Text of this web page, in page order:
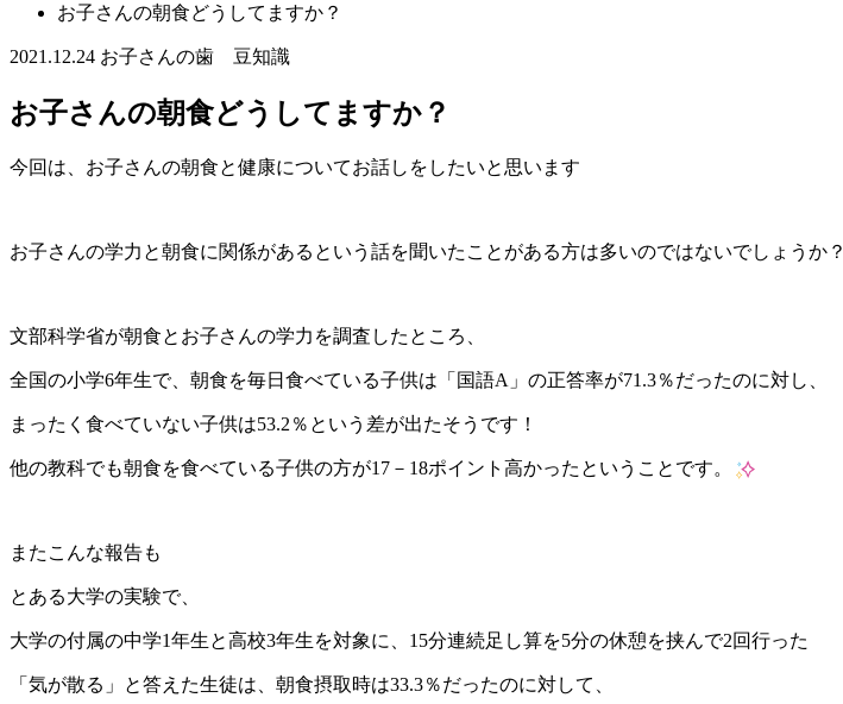
お子さんの朝食どうしてますか？
2021.12.24 お子さんの歯 豆知識
お子さんの朝食どうしてますか？
今回は、お子さんの朝食と健康についてお話しをしたいと思います
お子さんの学力と朝食に関係があるという話を聞いたことがある方は多いのではないでしょうか？
文部科学省が朝食とお子さんの学力を調査したところ、
全国の小学6年生で、朝食を毎日食べている子供は「国語A」の正答率が71.3％だったのに対し、
まったく食べていない子供は53.2％という差が出たそうです！
他の教科でも朝食を食べている子供の方が17－18ポイント高かったということです。
またこんな報告も
とある大学の実験で、
大学の付属の中学1年生と高校3年生を対象に、15分連続足し算を5分の休憩を挟んで2回行った
「気が散る」と答えた生徒は、朝食摂取時は33.3％だったのに対して、